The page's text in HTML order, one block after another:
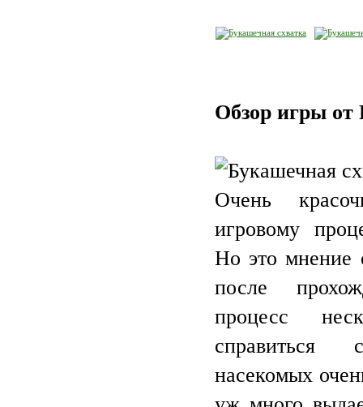
Обзор игры от
Очень
игровому
Но это мнение
после
процесс
справиться
насекомых